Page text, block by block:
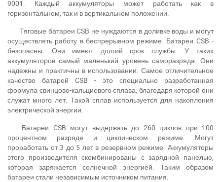
9001. Каждый аккумуляторы может работать как в
горизонтальном, так и в вертикальном положении.
Тяговые батареи CSB не нуждаются в доливке воды и могут
осуществлять работу в беспрерывном режиме. Батареи CSB -
безопасны. Они имеют долгий срок службы. У таких
аккумуляторов самый маленький уровень саморазряда. Они
надежны и практичны в использовании. Самое отличительное
качество батарей CSB - это специально разработанная
формула свинцово-кальциевого сплава, благодаря которой они
служат много лет. Такой сплав используется для накопления
электрической энергии.
Батареи CSB могут выдержать до 260 циклов при 100
процентном разряде и циклическом режиме. Могут
проработать от 3 до 5 лет в резервном режиме. Аккумуляторы
этого производителя скомбинированы с зарядной панелью,
которая заряжается солнечной энергией. Таким образом
батареи стали независимым источником питания.
За відсутності звязку - дзвоніть, пишіть у Viber / Telegram
(093) 600-51-11
Написати в Viber Написати в Telegram